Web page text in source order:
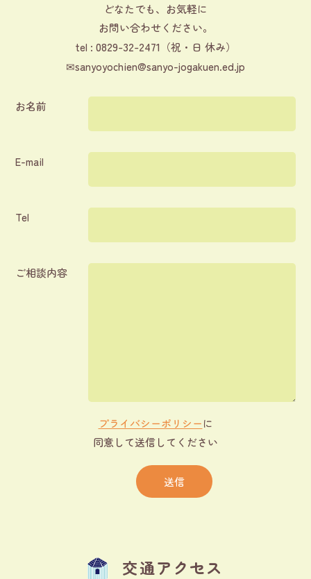
どなたでも、お気軽に
お問い合わせください。
tel : 0829-32-2471 （祝・日 休み）
✉sanyoyochien@sanyo-jogakuen.ed.jp
お名前
E-mail
Tel
ご相談内容
プライバシーポリシーに
同意して送信してください
交通アクセス